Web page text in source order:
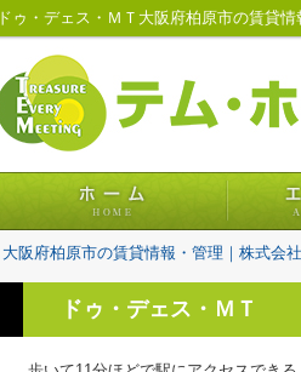
ドゥ・デェス・ＭＴ大阪府柏原市の賃貸
大阪府柏原市の賃貸情報・管理｜株式会
ドゥ・デェス・ＭＴ